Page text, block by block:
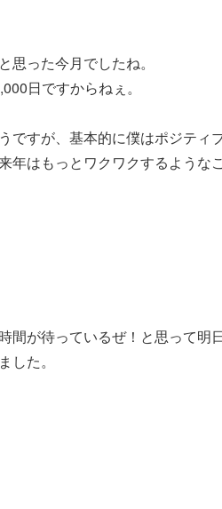
った今月でしたね。
日ですからねぇ。
すが、基本的に僕はポジティ
はもっとワクワクするような
が待っているぜ！と思って明
した。